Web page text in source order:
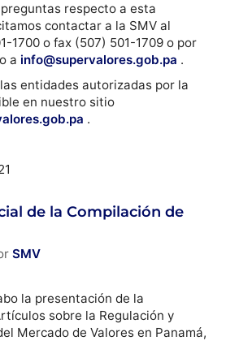
respecto a esta
contactar a la SMV al
1700 o fax (507) 501-1709 o por
a info@supervalores.gob.pa .
entidades autorizadas por la
en nuestro sitio
.
de la Compilación de
SMV
la presentación de la
sobre la Regulación y
Mercado de Valores en Panamá,